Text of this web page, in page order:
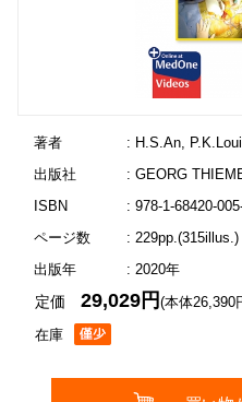
著者
: H.S.An,
出版社
: GEORG
ISBN
: 978-1-68420-
ページ数
: 229pp.(315illus.)
出版年
: 2020年
在庫
定価29,029円(本体26,390